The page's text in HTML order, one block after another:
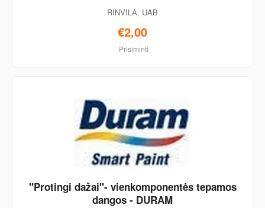
RINVILA, UAB
€2,00
Prisiminti
"Protingi dažai"- vienkomponentės tepamos
dangos - DURAM